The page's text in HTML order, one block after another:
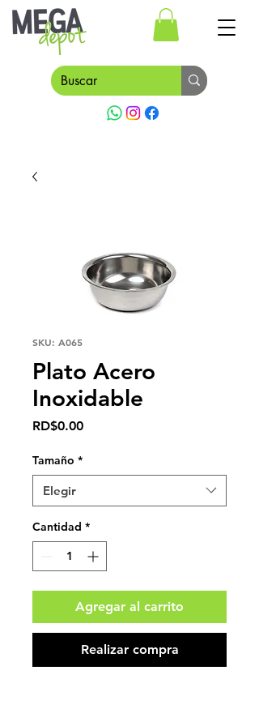
SKU: A065
Plato Acero
Inoxidable
RD$0.00Precio
Tamaño *
Elegir
Cantidad *
Agregar al carrito
Realizar compra